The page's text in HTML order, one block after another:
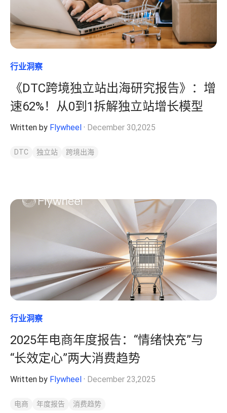
行业洞察
《DTC跨境独立站出海研究报告》：增
速62%！从0到1拆解独立站增长模型
Written by Flywheel · December 30,2025
DTC 独立站 跨境出海
行业洞察
2025年电商年度报告：“情绪快充”与
“长效定心”两大消费趋势
Written by Flywheel · December 23,2025
电商 年度报告 消费趋势